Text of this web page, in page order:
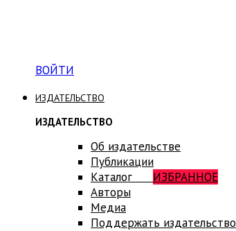
ВОЙТИ
ИЗДАТЕЛЬСТВО
ИЗДАТЕЛЬСТВО
Об издательстве
Публикации
Каталог ИЗБРАННОЕ
Авторы
Медиа
Поддержать издательство